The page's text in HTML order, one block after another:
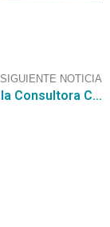
SIGUIENTE NOTICIA
Contacta a la Consultora CGCE para participar en la licitación para la “Concesión Mantención Áreas Verdes” por $ 2.520.000.000 de la Municipalidad de Puente Alto.